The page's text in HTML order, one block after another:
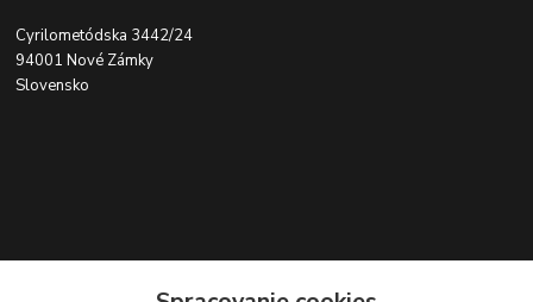
Cyrilometódska 3442/24
94001 Nové Zámky
Slovensko